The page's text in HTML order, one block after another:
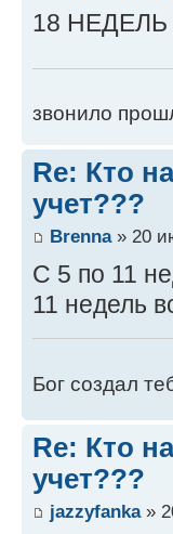
18 НЕДЕЛЬ
звонило
Re: Кто
учет???
Brenna» 20
С 5 по 11
11 недель
Бог создал
Re: Кто
учет???
jazzyfanka»